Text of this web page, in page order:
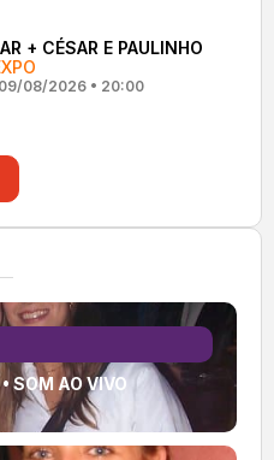
+ CÉSAR E PAULINHO
09/08/2026 • 20:00
SOM AO VIVO